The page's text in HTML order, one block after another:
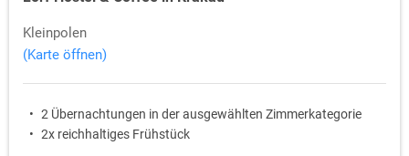
Kleinpolen
(Karte öffnen)
2 Übernachtungen in der ausgewählten Zimmerkategorie
2x reichhaltiges Frühstück